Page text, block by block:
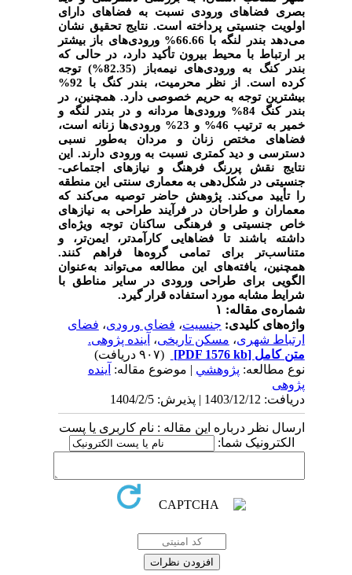
بصری فضاهای ورودی نسبت به فضاهای دارای
اولویت جنسیتی پرداخته است. نتایج تحقیق نشان
می‌دهد
بندر لنگه با 66.66% ورودی‌های باز بیشتر
بر ارتباط با محیط بیرون تأکید دارد، در حالی که
بندر کنگ به ورودی‌های نیمه‌باز (82.35%) توجه
کرده است. از نظر محرمیت، بندر کنگ با 92%
بیشترین توجه به حریم خصوصی دارد. همچنین، در
بندر کنگ 84% ورودی‌ها مردانه و در بندر لنگه و
خمیر به ترتیب 46% و 23% ورودی‌ها زنانه است،
فضاهای مختص زنان و مردان به‌طور نسبی
دسترسی و دید کمتری نسبت به ورودی دارند. این
نتایج نقش پررنگ فرهنگ و نیازهای اجتماعی-
جنسیتی در شکل‌دهی به معماری سنتی این منطقه
را تأیید می‌کند. پژوهش حاضر توصیه می‌کند که
معماران و طراحان در فرآیند طراحی به نیازهای
خاص جنسیتی و فرهنگی ساکنان توجه ویژه‌ای
داشته باشند تا فضاهایی کارآمدتر، ایمن‌تر، و
متناسب‌تر برای تمامی گروه‌ها فراهم کنند.
همچنین، یافته‌های این مطالعه می‌تواند به‌عنوان
الگویی برای طراحی ورودی در سایر مناطق با
شرایط مشابه مورد استفاده قرار گیرد.
شماره‌ی مقاله: ۱
واژه‌های کلیدی: جنسیت، فضای ورودی، فضای
ارتباط شهری، مسکن تاریخی، آینده پژوهی.
متن کامل [PDF 1576 kb]
(۹۰۷ دریافت)
نوع مطالعه: پژوهشي | موضوع مقاله: آینده
پژوهی
دریافت: 1403/12/12 | پذیرش: 1404/2/5
ارسال نظر درباره این مقاله : نام کاربری یا پست
الکترونیک شما: